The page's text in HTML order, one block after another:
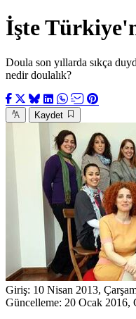
İşte
Doula son yıllarda sıkça
nedir doulalık?
Kaydet
Giriş: 10 Nisan 2013,
Güncelleme: 20 Ocak 2016,